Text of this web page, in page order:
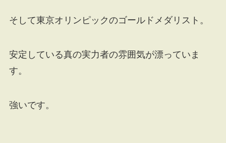
そして東京オリンピックのゴールドメダリスト。
安定している真の実力者の雰囲気が漂っていま
す。
強いです。